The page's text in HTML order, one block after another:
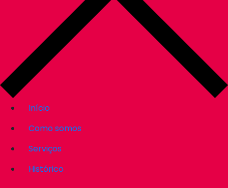
Início
Como somos
Serviços
Histórico